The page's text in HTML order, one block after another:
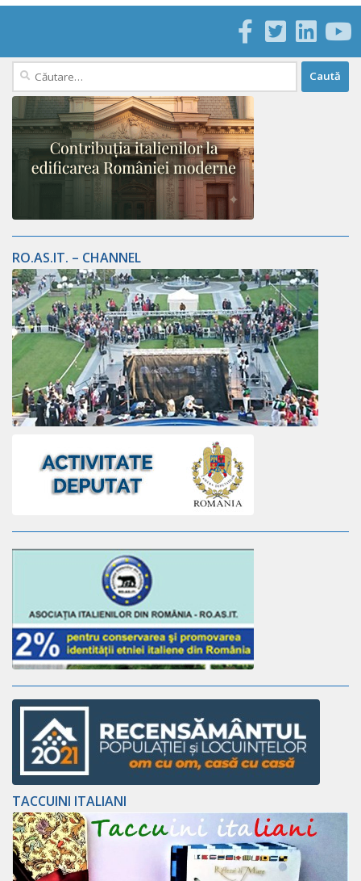
Caută
după:
RO.AS.IT. – CHANNEL
TACCUINI ITALIANI